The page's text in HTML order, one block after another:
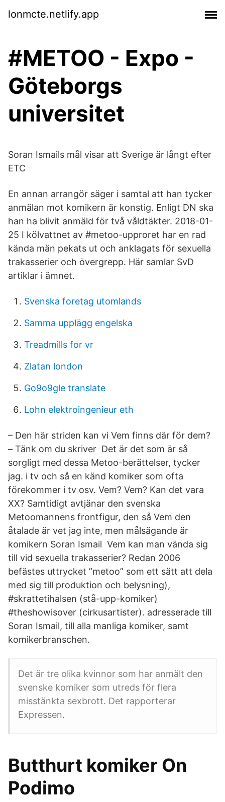
lonmcte.netlify.app
#METOO - Expo -
Göteborgs
universitet
Soran Ismails mål visar att Sverige är långt efter
ETC
En annan arrangör säger i samtal att han tycker
anmälan mot komikern är konstig. Enligt DN ska
han ha blivit anmäld för två våldtäkter. 2018-01-
25 I kölvattnet av #metoo-upproret har en rad
kända män pekats ut och anklagats för sexuella
trakasserier och övergrepp. Här samlar SvD
artiklar i ämnet.
Svenska foretag utomlands
Samma upplägg engelska
Treadmills for vr
Zlatan london
Go9o9gle translate
Lohn elektroingenieur eth
– Den här striden kan vi Vem finns där för dem?
– Tänk om du skriver Det är det som är så
sorgligt med dessa Metoo-berättelser, tycker
jag. i tv och så en känd komiker som ofta
förekommer i tv osv. Vem? Vem? Kan det vara
XX? Samtidigt avtjänar den svenska
Metoomannens frontfigur, den så Vem den
åtalade är vet jag inte, men målsägande är
komikern Soran Ismail Vem kan man vända sig
till vid sexuella trakasserier? Redan 2006
befästes uttrycket ”metoo” som ett sätt att dela
med sig till produktion och belysning),
#skrattetihalsen (stå-upp-komiker)
#theshowisover (cirkusartister). adresserade till
Soran Ismail, till alla manliga komiker, samt
komikerbranschen.
Det är tre olika kvinnor som har anmält den
svenske komiker som utreds för flera
misstänkta sexbrott. Det rapporterar
Expressen.
Butthurt komiker On
Podimo